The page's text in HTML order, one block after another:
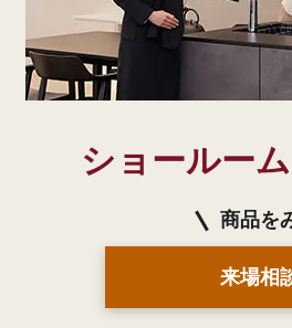
ショールー
商品を
来場相